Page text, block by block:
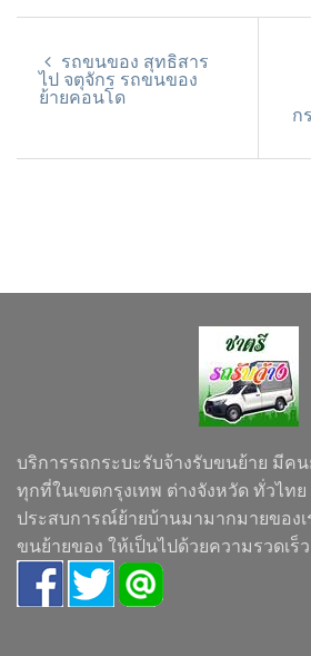
รถขนของ สุทธิสาร
ไป จตุจักร รถขนของ
ย้ายคอนโด
ก
บริการรถกระบะรับจ้างรับขนย้าย มีค
ทุกที่ในเขตกรุงเทพ ต่างจังหวัด ทั่วไท
ประสบการณ์ย้ายบ้านมามากมายของ
ขนย้ายของ ให้เป็นไปด้วยความรวดเ